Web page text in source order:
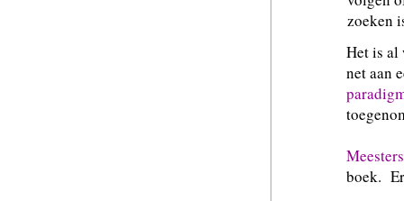
zoeken
Het is al
net aan
boek.